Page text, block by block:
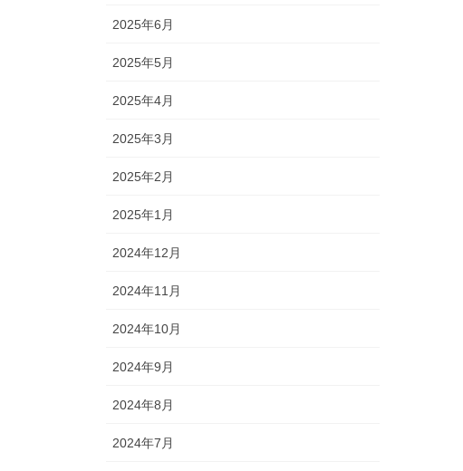
2025年6月
2025年5月
2025年4月
2025年3月
2025年2月
2025年1月
2024年12月
2024年11月
2024年10月
2024年9月
2024年8月
2024年7月